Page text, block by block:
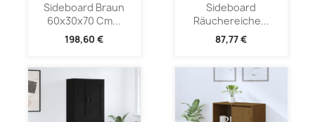
Sideboard Braun
60x30x70 Cm...
198,60 €
Sideboard
Räuchereiche...
87,77 €